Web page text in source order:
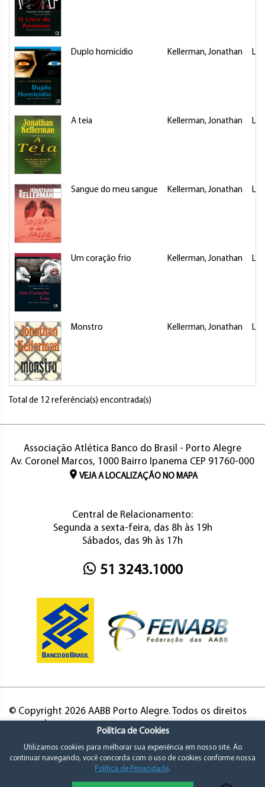
Duplo homicídio Kellerman, Jonathan
A teia Kellerman, Jonathan
Sangue do meu sangue Kellerman, Jonathan
Um coração frio Kellerman, Jonathan
Monstro Kellerman, Jonathan
Total de 12 referência(s) encontrada(s)
Associação Atlética Banco do Brasil - Porto Alegre
Av. Coronel Marcos, 1000 Bairro Ipanema CEP 91760-000
VEJA A LOCALIZAÇÃO NO MAPA
Central de Relacionamento:
Segunda a sexta-feira, das 8h às 19h
Sábados, das 9h às 17h
51 3243.1000
© Copyright 2026 AABB Porto Alegre. Todos os direitos
Política de Cookies
Utilizamos cookies para melhorar sua experiência em nosso site. Ao
continuar navegando, você concorda com o uso de cookies conforme nossa
Política de Privacidade.